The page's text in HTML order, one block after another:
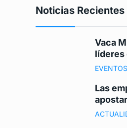
Noticias Recientes
Vaca
líderes
EVENTOS
Las